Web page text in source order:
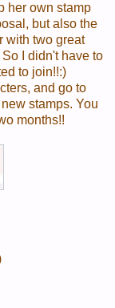
her own stamp
but also the
with two great
I didn't have to
to join!!:)
and go to
stamps. You
months!!